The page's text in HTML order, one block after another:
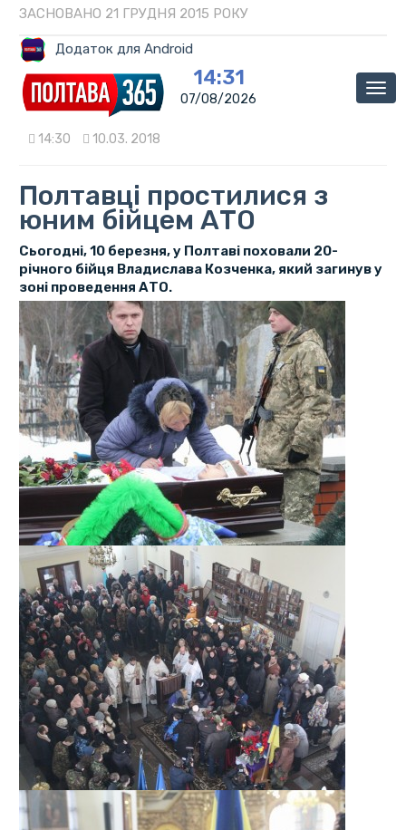
ЗАСНОВАНО 21 ГРУДНЯ 2015 РОКУ
Додаток для Android
14:31
07/08/2026
14:30 10.03. 2018
Полтавці простилися з
юним бійцем АТО
Сьогодні, 10 березня, у Полтаві поховали 20-
річного бійця Владислава Козченка, який загинув у
зоні проведення АТО.